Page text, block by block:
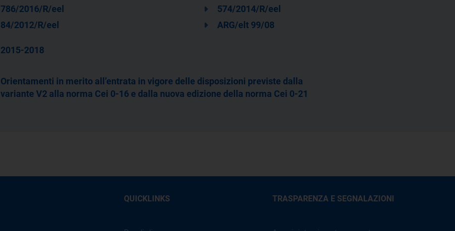
786/2016/R/eel
574/2014/R/eel
84/2012/R/eel
ARG/elt 99/08
2015-2018
Orientamenti in merito all’entrata in vigore delle disposizioni previste dalla
variante V2 alla norma Cei 0-16 e dalla nuova edizione della norma Cei 0-21
QUICKLINKS TRASPARENZA E SEGNALAZIONI